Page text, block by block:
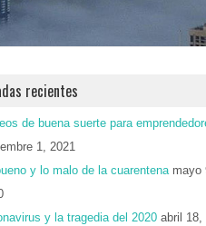
recientes
de buena suerte para
1, 2021
y lo malo de la cuarentena mayo
y la tragedia del 2020 abril 18,